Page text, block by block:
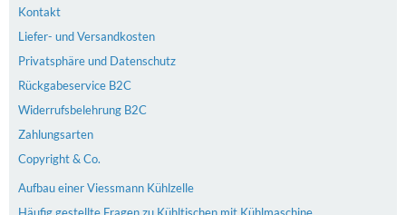
Kontakt
Liefer- und Versandkosten
Privatsphäre und Datenschutz
Rückgabeservice B2C
Widerrufsbelehrung B2C
Zahlungsarten
Copyright & Co.
Aufbau einer Viessmann Kühlzelle